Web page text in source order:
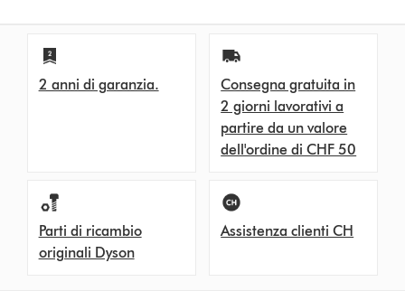
2 anni di garanzia.
Consegna gratuita in
2 giorni lavorativi a
partire da un valore
dell'ordine di CHF 50
Parti di ricambio
originali Dyson
Assistenza clienti CH